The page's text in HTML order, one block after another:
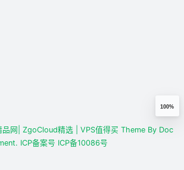
100%
品网 | ZgoCloud精选 | VPS值得买 Theme By Doc
ICP备案号 ICP备10086号